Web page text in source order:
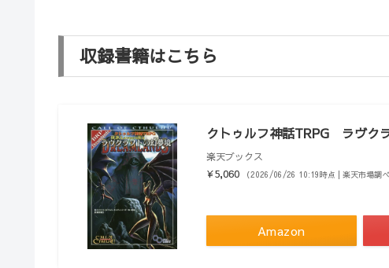
収録書籍はこちら
クトゥルフ神話TRPG ラヴク
楽天ブックス
¥5,060 （2026/06/26 10:19時点 | 楽天市場調べ
Amazon